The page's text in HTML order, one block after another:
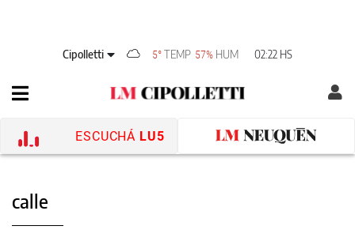
Cipolletti 5° TEMP 57% HUM 02:22 HS
ESCUCHÁ LU5
calle